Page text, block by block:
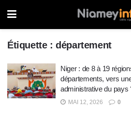
Étiquette :département
Niger : de 8 à 19
départements, vers
administrative du pays
MAI 12, 2026 0